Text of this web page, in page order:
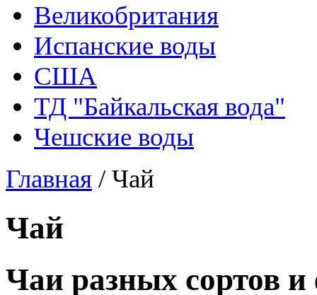
Великобритания
Испанские воды
США
ТД "Байкальская вода"
Чешские воды
Главная /Чай
Чай
Чаи разных сортов и